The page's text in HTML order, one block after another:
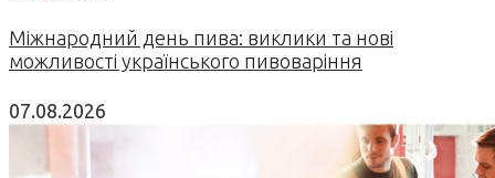
Міжнародний день пива: виклики та нові
можливості українського пивоваріння
07.08.2026